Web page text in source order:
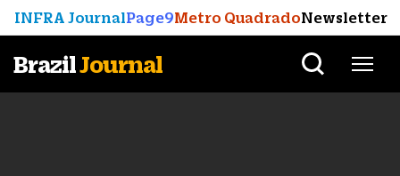
INFRA JournalPage9Metro QuadradoNewsletter
BrazilJournal